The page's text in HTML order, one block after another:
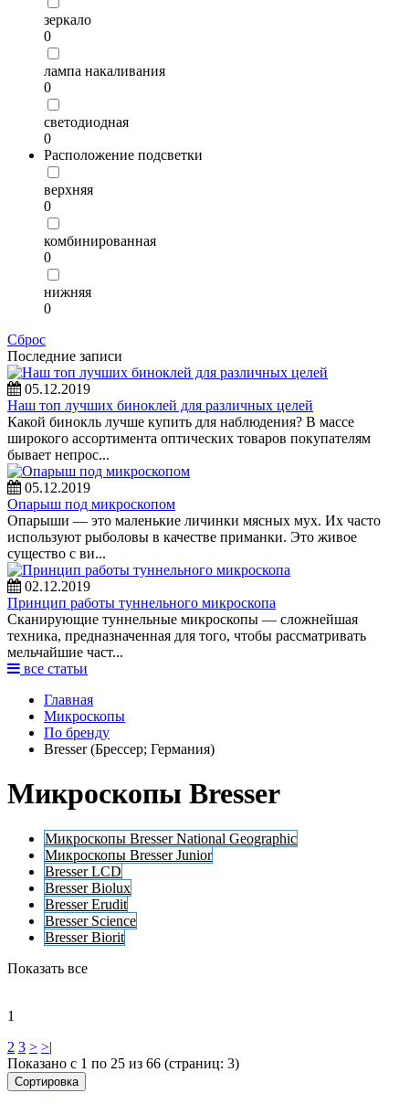
зеркало
0
лампа накаливания
0
светодиодная
0
Расположение подсветки
верхняя
0
комбинированная
0
нижняя
0
Сброс
Последние записи
05.12.2019
Наш топ лучших биноклей для различных целей
Какой бинокль лучше купить для наблюдения? В массе
широкого ассортимента оптических товаров покупателям
бывает непрос...
05.12.2019
Опарыш под микроскопом
Опарыши — это маленькие личинки мясных мух. Их часто
используют рыболовы в качестве приманки. Это живое
существо с ви...
02.12.2019
Принцип работы туннельного микроскопа
Сканирующие туннельные микроскопы — сложнейшая
техника, предназначенная для того, чтобы рассматривать
мельчайшие част...
все статьи
Главная
Микроскопы
По бренду
Bresser (Брессер; Германия)
Микроскопы Bresser
Микроскопы Bresser National Geographic
Микроскопы Bresser Junior
Bresser LCD
Bresser Biolux
Bresser Erudit
Bresser Science
Bresser Biorit
Показать все
1
2 3 > >|
Показано с 1 по 25 из 66 (страниц: 3)
Сортировка